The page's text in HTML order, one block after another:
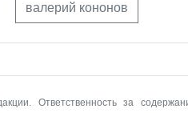
валерий кононов
Ответственность за